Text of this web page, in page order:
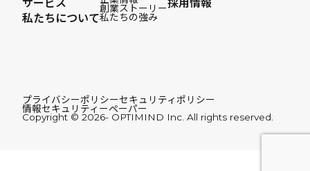
私たちについて
創業ストーリー
私たちの強み
プライバシーポリシーセキュリティポリシー
情報セキュリティーペーパー
Copyright © 2026- OPTIMIND Inc. All rights reserved.